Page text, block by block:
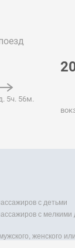
5ч. 56м.
с детьми
с
женского